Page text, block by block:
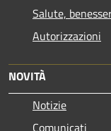
Salute,
Autorizzazioni
NOVITÀ
Notizie
Comunicati